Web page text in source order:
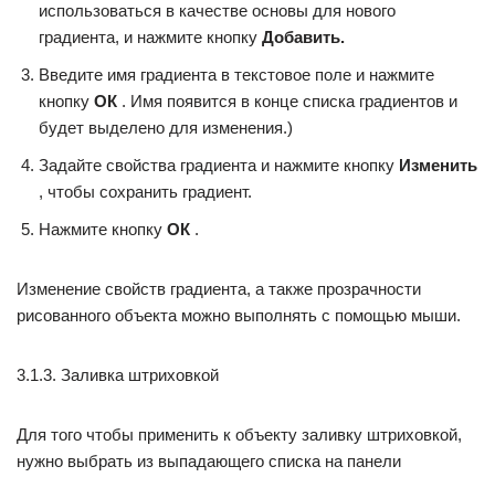
использоваться в качестве основы для нового
градиента, и нажмите кнопку Добавить.
Введите имя градиента в текстовое поле и нажмите
кнопку ОК . Имя появится в конце списка градиентов и
будет выделено для изменения.)
Задайте свойства градиента и нажмите кнопку Изменить
, чтобы сохранить градиент.
Нажмите кнопку ОК .
Изменение свойств градиента, а также прозрачности
рисованного объекта можно выполнять с помощью мыши.
3.1.3. Заливка штриховкой
Для того чтобы применить к объекту заливку штриховкой,
нужно выбрать из выпадающего списка на панели